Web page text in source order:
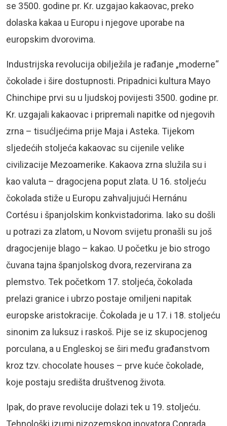
se 3500. godine pr. Kr. uzgajao kakaovac, preko
dolaska kakaa u Europu i njegove uporabe na
europskim dvorovima.
Industrijska revolucija obilježila je rađanje „moderne“
čokolade i šire dostupnosti. Pripadnici kultura Mayo
Chinchipe prvi su u ljudskoj povijesti 3500. godine pr.
Kr. uzgajali kakaovac i pripremali napitke od njegovih
zrna – tisućljećima prije Maja i Asteka. Tijekom
sljedećih stoljeća kakaovac su cijenile velike
civilizacije Mezoamerike. Kakaova zrna služila su i
kao valuta – dragocjena poput zlata. U 16. stoljeću
čokolada stiže u Europu zahvaljujući Hernánu
Cortésu i španjolskim konkvistadorima. Iako su došli
u potrazi za zlatom, u Novom svijetu pronašli su još
dragocjenije blago – kakao. U početku je bio strogo
čuvana tajna španjolskog dvora, rezervirana za
plemstvo. Tek početkom 17. stoljeća, čokolada
prelazi granice i ubrzo postaje omiljeni napitak
europske aristokracije. Čokolada je u 17. i 18. stoljeću
sinonim za luksuz i raskoš. Pije se iz skupocjenog
porculana, a u Engleskoj se širi među građanstvom
kroz tzv. chocolate houses – prve kuće čokolade,
koje postaju središta društvenog života.
Ipak, do prave revolucije dolazi tek u 19. stoljeću.
Tehnološki izumi nizozemskog inovatora Conrada